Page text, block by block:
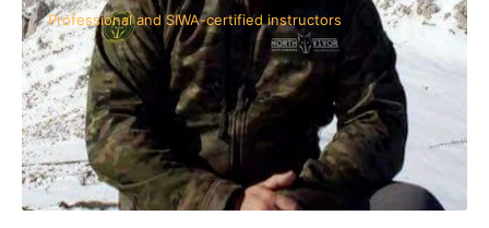
Professional and SIWA-certified instructors